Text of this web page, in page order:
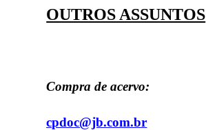
OUTROS ASSUNTOS
Compra de acervo:
cpdoc@jb.com.br